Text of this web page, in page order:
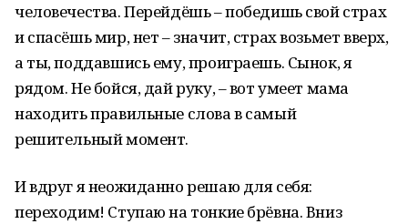
человечества. Перейдёшь – победишь свой страх
и спасёшь мир, нет – значит, страх возьмет вверх,
а ты, поддавшись ему, проиграешь. Сынок, я
рядом. Не бойся, дай руку, – вот умеет мама
находить правильные слова в самый
решительный момент.
И вдруг я неожиданно решаю для себя:
переходим! Ступаю на тонкие брёвна. Вниз